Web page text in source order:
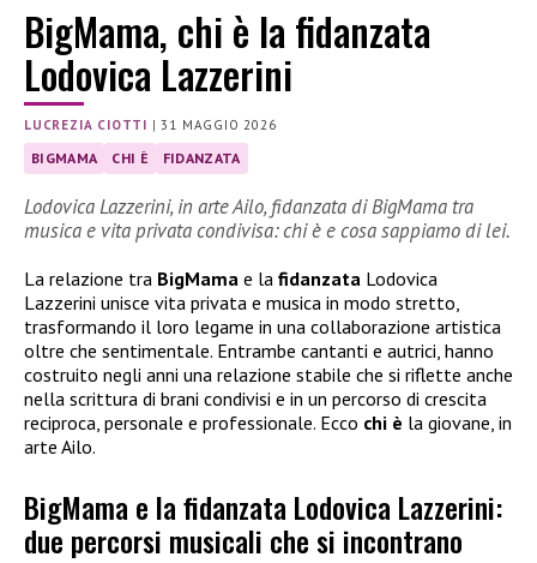
BigMama, chi è la fidanzata
Lodovica Lazzerini
LUCREZIA CIOTTI |31 MAGGIO 2026
BIGMAMA CHI È FIDANZATA
Lodovica Lazzerini, in arte Ailo, fidanzata di BigMama tra
musica e vita privata condivisa: chi è e cosa sappiamo di lei.
La relazione tra BigMama e la fidanzata Lodovica
Lazzerini unisce vita privata e musica in modo stretto,
trasformando il loro legame in una collaborazione artistica
oltre che sentimentale. Entrambe cantanti e autrici, hanno
costruito negli anni una relazione stabile che si riflette anche
nella scrittura di brani condivisi e in un percorso di crescita
reciproca, personale e professionale. Ecco chi è la giovane, in
arte Ailo.
BigMama e la fidanzata Lodovica Lazzerini:
due percorsi musicali che si incontrano